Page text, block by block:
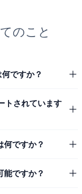
のこと
ですか？
トされています
何ですか？
能ですか？